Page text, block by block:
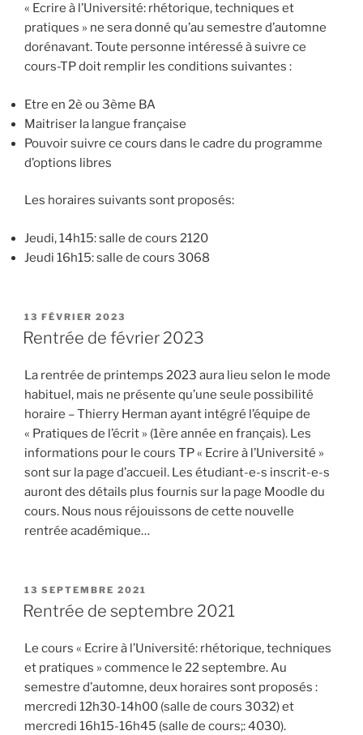
« Ecrire à l’Université: rhétorique, techniques et
pratiques » ne sera donné qu’au semestre d’automne
dorénavant. Toute personne intéressé à suivre ce
cours-TP doit remplir les conditions suivantes :
Etre en 2è ou 3ème BA
Maitriser la langue française
Pouvoir suivre ce cours dans le cadre du programme
d’options libres
Les horaires suivants sont proposés:
Jeudi, 14h15: salle de cours 2120
Jeudi 16h15: salle de cours 3068
PUBLIÉ
LE
13 FÉVRIER 2023
Rentrée de février 2023
La rentrée de printemps 2023 aura lieu selon le mode
habituel, mais ne présente qu’une seule possibilité
horaire – Thierry Herman ayant intégré l’équipe de
« Pratiques de l’écrit » (1ère année en français). Les
informations pour le cours TP « Ecrire à l’Université »
sont sur la page d’accueil. Les étudiant-e-s inscrit-e-s
auront des détails plus fournis sur la page Moodle du
cours. Nous nous réjouissons de cette nouvelle
rentrée académique…
PUBLIÉ
LE
13 SEPTEMBRE 2021
Rentrée de septembre 2021
Le cours « Ecrire à l’Université: rhétorique, techniques
et pratiques » commence le 22 septembre. Au
semestre d’automne, deux horaires sont proposés :
mercredi 12h30-14h00 (salle de cours 3032) et
mercredi 16h15-16h45 (salle de cours;: 4030).